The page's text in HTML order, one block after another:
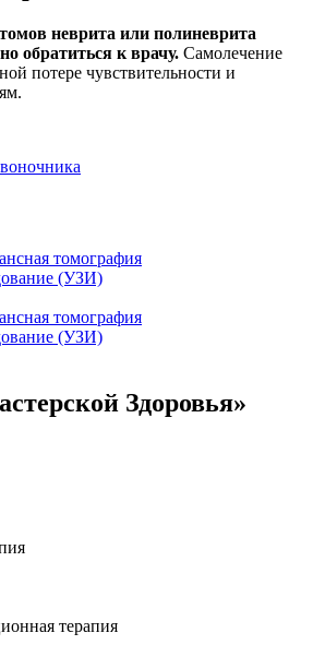
неврита или полиневрита
обратиться к врачу. Самолечение
потере чувствительности и
томография
(УЗИ)
томография
(УЗИ)
Здоровья»
терапия